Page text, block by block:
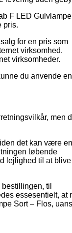
F LED Gulvlampe
pris.
for en pris som
virksomhed.
virksomheder.
du anvende en
men
det kan være en
løbende
lejlighed til at blive
til
essesentielt, at
Sort – Flos,